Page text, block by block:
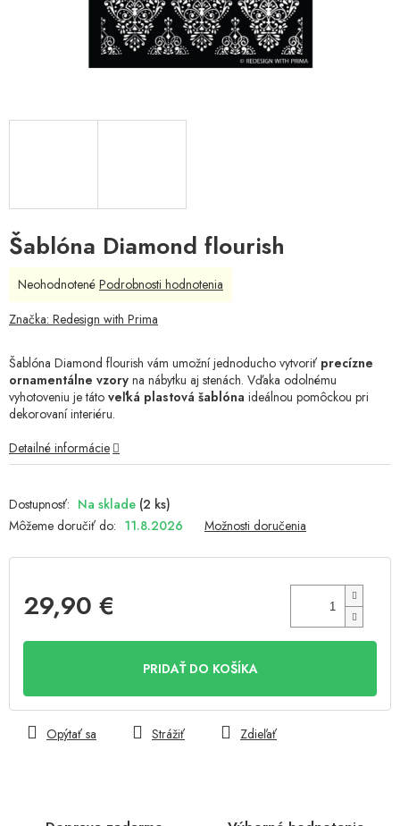
Šablóna Diamond flourish
Na sklade (2 ks)
Môžeme doručiť do: 11.8.2026 Možnosti doručenia
29,90 €
PRIDAŤ DO KOŠÍKA
Šablóna Diamond flourish vám umožní jednoducho vytvoriť precízne
ornamentálne vzory na nábytku aj stenách. Vďaka odolnému
vyhotoveniu je táto veľká plastová šablóna ideálnou pomôckou pri
dekorovaní interiéru.
Detailné informácie
Opýtať sa Strážiť Zdieľať
Priemerné
produktu
z
5
hviezdičiek.
Neohodnotené Podrobnosti hodnotenia
Značka: Redesign with Prima